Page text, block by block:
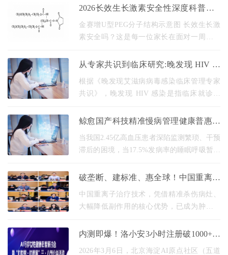
密切相关。 中华医学会热带病与寄生虫病分
2026长效生长激素安全性深度科普：U
型PEG定点修饰技术30年安全验证与金
赛增五
金赛增U型PEG分子结构示意图 长效生长激
素安全吗？这是每一位家长在面对一周一针
效GH（每日注射）IGF-1水平对比 担忧是合
从专家共识到临床研究:晚发现 HIV 的
免疫重建 “全攻略”
根据《晚发现艾滋病病毒感染临床管理专家
共识》，晚发现 HIV 感染是指临床就诊时
病定义性事件（如不明原因的持续发热、反
鲸愈国产科技精准慢病管理健康普惠无
界
当我国2.45亿高血压患者深陷监测繁琐、干预
滞后的困境，当17.5%发病率的睡眠呼吸暂停
40%的医疗缺口医院里一号难求，家庭中监测
破垄断、建标准、惠全球！中国重离子
技术实现弯道超车
中国重离子治疗技术，凭借精准杀伤病灶、
大幅降低副作用的核心优势，已成为肿瘤治
拉格峰效应高能粒子束能将能量精准聚焦于
内测即爆！洛小安3小时注册破1000+，
AI重构女性全周期健康管理新范式
2026年3月6日，北京海淀AI原点社区（五道